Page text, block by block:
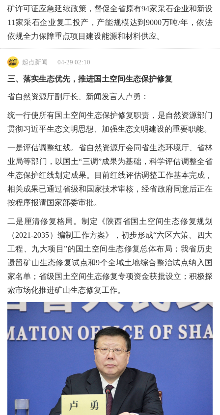
矿许可证应急延续政策，督促全省原有94家采石企业和新设
11家采石企业复工投产，产能规模达到9000万吨/年，依法
依规全力保障重点项目建设能源和材料供应。
起点新闻 04-29 02:10
三、落实生态优先，推进国土空间生态保护修复
省自然资源厅副厅长、新闻发言人卢勇：
统一行使所有国土空间生态保护修复职责，是自然资源部门
贯彻习近平生态文明思想、加强生态文明建设的重要职能。
一是评估调整红线。省自然资源厅会同省生态环境厅、省林
业局等部门，以国土“三调”成果为基础，科学评估调整全省
生态保护红线划定成果。目前红线评估调整工作基本完成，
相关成果已通过省级和国家技术审核，经省政府同意后正在
按程序报请国家部委审批。
二是厘清修复格局。制定《陕西省国土空间生态修复规划
（2021-2035）编制工作方案》，初步形成“六区六策、四大
工程、九大项目”的国土空间生态修复总体布局；我省历史
遗留矿山生态修复试点和9个全域土地综合整治试点纳入国
家名单；省级国土空间生态修复专项资金获批设立；积极探
索市场化推进矿山生态修复工作。